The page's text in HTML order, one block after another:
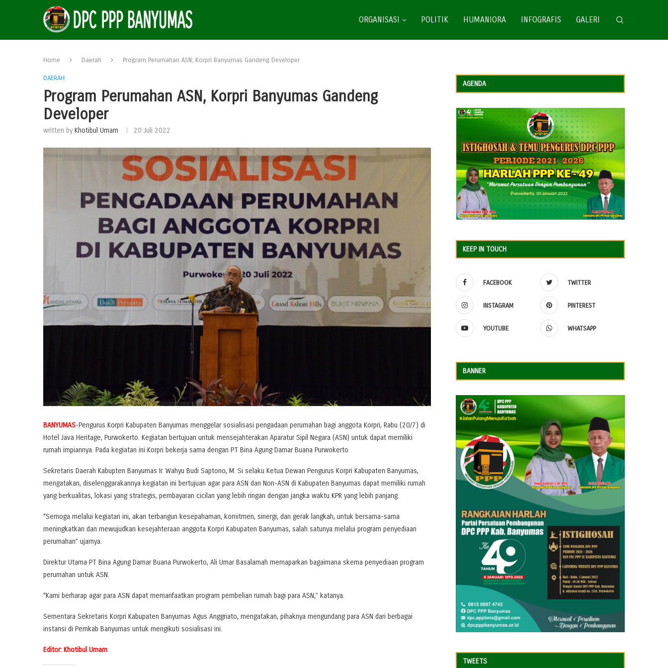
ORGANISASI POLITIK HUMANIORA INFOGRAFIS GALERI
Home Daerah Program Perumahan ASN, Korpri Banyumas Gandeng Developer
DAERAH
Program Perumahan ASN, Korpri Banyumas Gandeng
Developer
written by Khotibul Umam 20 Juli 2022
BANYUMAS-Pengurus Korpri Kabupaten Banyumas menggelar sosialisasi pengadaan perumahan bagi anggota Korpri, Rabu (20/7) di
Hotel Java Heritage, Purwokerto. Kegiatan bertujuan untuk mensejahterakan Aparatur Sipil Negara (ASN) untuk dapat memiliki
rumah impiannya. Pada kegiatan ini Korpri bekerja sama dengan PT Bina Agung Damar Buana Purwokerto
Sekretaris Daerah Kabupten Banyumas Ir. Wahyu Budi Saptono, M. Si selaku Ketua Dewan Pengurus Korpri Kabupaten Banyumas,
mengatakan, diselenggarakannya kegiatan ini bertujuan agar para ASN dan Non-ASN di Kabupaten Banyumas dapat memiliki rumah
yang berkualitas, lokasi yang strategis, pembayaran cicilan yang lebih ringan dengan jangka waktu KPR yang lebih panjang.
“Semoga melalui kegiatan ini, akan terbangun kesepahaman, komitmen, sinergi, dan gerak langkah, untuk bersama-sama
meningkatkan dan mewujudkan kesejahteraan anggota Korpri Kabupaten Banyumas, salah satunya melalui program penyediaan
perumahan” ujarnya.
Direktur Utama PT Bina Agung Damar Buana Purwokerto, Ali Umar Basalamah memaparkan bagaimana skema penyediaan program
perumahan untuk ASN.
“Kami berharap agar para ASN dapat memanfaatkan program pembelian rumah bagi para ASN,” katanya.
Sementara Sekretaris Korpri Kabupaten Banyumas Agus Anggriato, mengatakan, pihaknya mengundang para ASN dari berbagai
instansi di Pemkab Banyumas untuk mengikuti sosialisasi ini.
Editor: Khotibul Umam
AGENDA
KEEP IN TOUCH
FACEBOOK TWITTER
INSTAGRAM PINTEREST
YOUTUBE WHATSAPP
BANNER
TWEETS